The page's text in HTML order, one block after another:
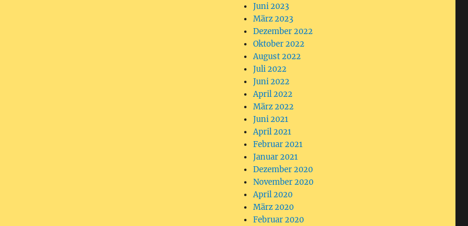
Juni 2023
März 2023
Dezember 2022
Oktober 2022
August 2022
Juli 2022
Juni 2022
April 2022
März 2022
Juni 2021
April 2021
Februar 2021
Januar 2021
Dezember 2020
November 2020
April 2020
März 2020
Februar 2020